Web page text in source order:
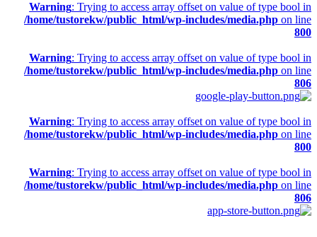
Warning: Trying to access array offset on value of type bool in
/home/tustorekw/public_html/wp-includes/media.php on line
800
Warning: Trying to access array offset on value of type bool in
/home/tustorekw/public_html/wp-includes/media.php on line
806
Warning: Trying to access array offset on value of type bool in
/home/tustorekw/public_html/wp-includes/media.php on line
800
Warning: Trying to access array offset on value of type bool in
/home/tustorekw/public_html/wp-includes/media.php on line
806